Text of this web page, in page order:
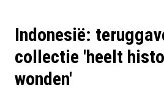
Indonesië:
collectie 'heelt
wonden'